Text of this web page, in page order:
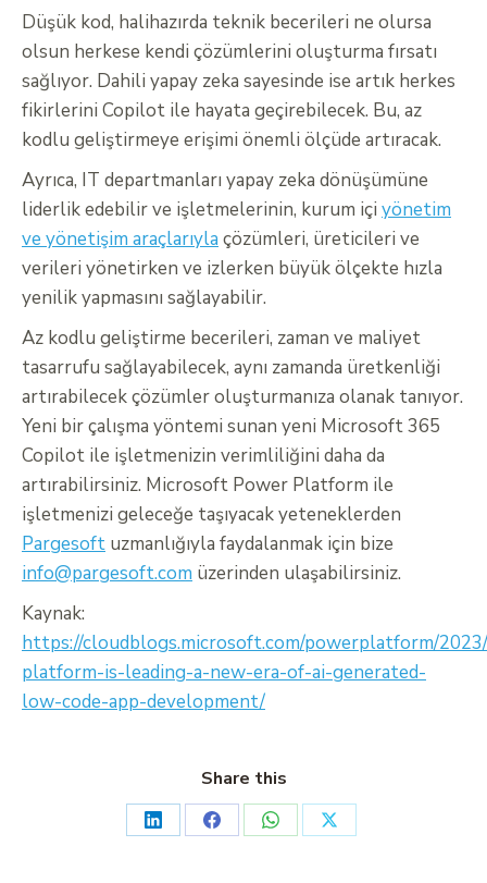
Düşük kod, halihazırda teknik becerileri ne olursa
olsun herkese kendi çözümlerini oluşturma fırsatı
sağlıyor. Dahili yapay zeka sayesinde ise artık herkes
fikirlerini Copilot ile hayata geçirebilecek. Bu, az
kodlu geliştirmeye erişimi önemli ölçüde artıracak.
Ayrıca, IT departmanları yapay zeka dönüşümüne
liderlik edebilir ve işletmelerinin, kurum içi yönetim
ve yönetişim araçlarıyla çözümleri, üreticileri ve
verileri yönetirken ve izlerken büyük ölçekte hızla
yenilik yapmasını sağlayabilir.
Az kodlu geliştirme becerileri, zaman ve maliyet
tasarrufu sağlayabilecek, aynı zamanda üretkenliği
artırabilecek çözümler oluşturmanıza olanak tanıyor.
Yeni bir çalışma yöntemi sunan yeni Microsoft 365
Copilot ile işletmenizin verimliliğini daha da
artırabilirsiniz. Microsoft Power Platform ile
işletmenizi geleceğe taşıyacak yeteneklerden
Pargesoft uzmanlığıyla faydalanmak için bize
info@pargesoft.com üzerinden ulaşabilirsiniz.
Kaynak:
https://cloudblogs.microsoft.com/powerplatform/
platform-is-leading-a-new-era-of-ai-generated-
low-code-app-development/
Share this